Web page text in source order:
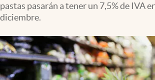
pastas pasarán a tener un 7,5% de IVA
diciembre.